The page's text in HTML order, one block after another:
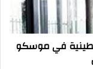
في موسكو